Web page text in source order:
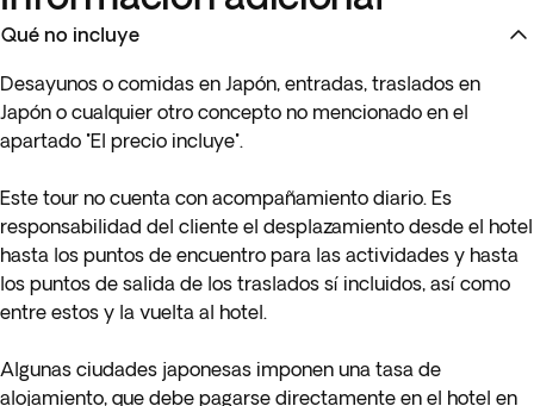
Qué no incluye
Desayunos o comidas en Japón, entradas, traslados en
Japón o cualquier otro concepto no mencionado en el
apartado "El precio incluye".
Este tour no cuenta con acompañamiento diario. Es
responsabilidad del cliente el desplazamiento desde el hotel
hasta los puntos de encuentro para las actividades y hasta
los puntos de salida de los traslados sí incluidos, así como
entre estos y la vuelta al hotel.
Algunas ciudades japonesas imponen una tasa de
alojamiento, que debe pagarse directamente en el hotel en